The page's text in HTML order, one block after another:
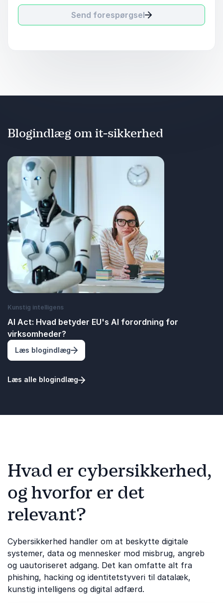
Send forespørgsel
Blogindlæg om it-sikkerhed
Kunstig intelligens
AI Act: Hvad betyder EU's AI forordning for
virksomheder?
Læs blogindlæg: AI Act: Hvad betyder EU's AI forordning
Læs alle blogindlæg
Hvad er cybersikkerhed,
og hvorfor er det
relevant?
Cybersikkerhed handler om at beskytte digitale
systemer, data og mennesker mod misbrug, angreb
og uautoriseret adgang. Det kan omfatte alt fra
phishing, hacking og identitetstyveri til datalæk,
kunstig intelligens og digital adfærd.